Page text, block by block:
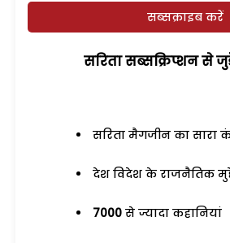
सब्सक्राइब करें
सरिता सब्सक्रिप्शन से
सरिता मैगजीन का सारा
देश विदेश के राजनैतिक
7000 से ज्यादा कहानियां